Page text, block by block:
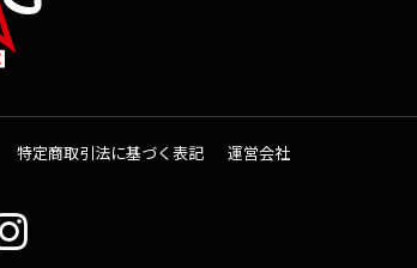
特定商取引法に基づく表記 運営会社